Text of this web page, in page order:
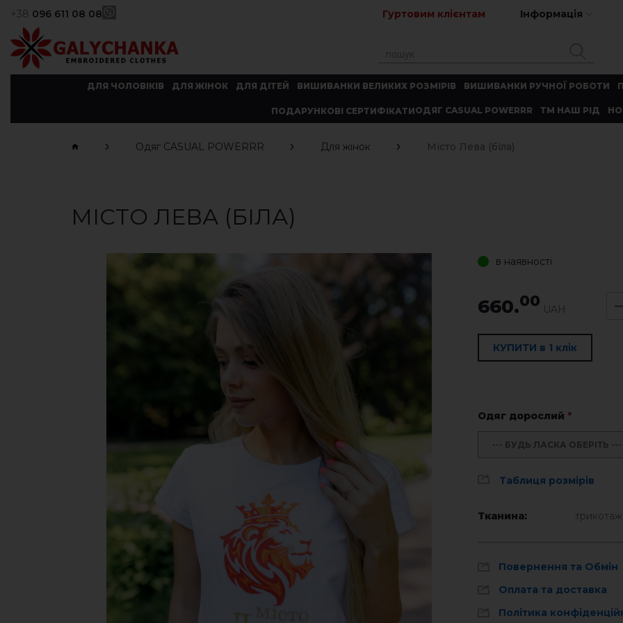
+38 096 611 08 08 Гуртовим клієнтам Інформація
ДЛЯ ЧОЛОВІКІВ ДЛЯ ЖІНОК ДЛЯ ДІТЕЙ ВИШИВАНКИ ВЕЛИКИХ РОЗМІРІВ ВИШИВАНКИ РУЧНОЇ РОБОТИ
ПОДАРУНКОВІ СЕРТИФІКАТИОДЯГ CASUAL POWERRR ТМ НАШ РІД
Одяг CASUAL POWERRR Для жінок Місто Лева (біла)
МІСТО ЛЕВА (БІЛА)
в наявності
660.00 UAH
КУПИТИ в 1 клік
Одяг дорослий *
--- БУДЬ ЛАСКА ОБЕРІТЬ ---
Таблиця розмірів
Тканина: трикотаж
Повернення та Обмін
Оплата та доставка
Політика